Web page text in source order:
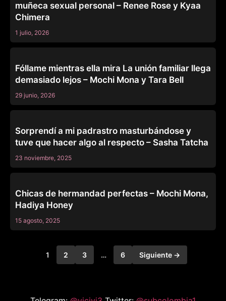
muñeca sexual personal – Renee Rose y Kyaa
Chimera
1 julio, 2026
Fóllame mientras ella mira La unión familiar llega
demasiado lejos – Mochi Mona y Tara Bell
29 junio, 2026
Sorprendí a mi padrastro masturbándose y
tuve que hacer algo al respecto – Sasha Tatcha
23 noviembre, 2025
Chicas de hermandad perfectas – Mochi Mona,
Hadiya Honey
15 agosto, 2025
1 2 3 … 6 Siguiente →